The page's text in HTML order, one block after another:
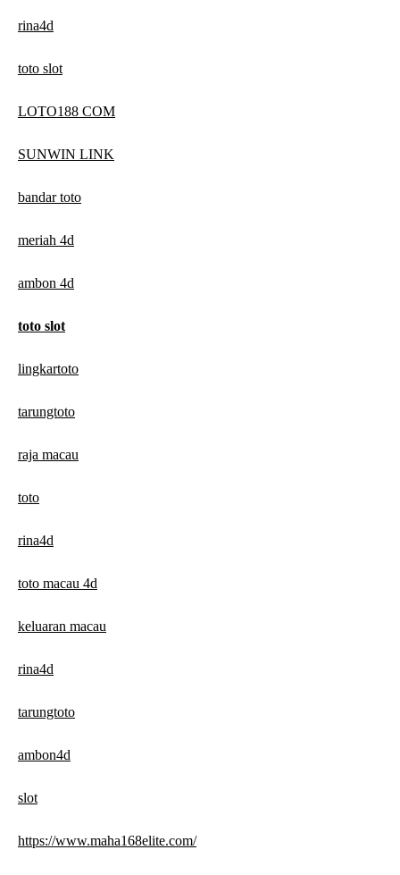
rina4d
toto slot
LOTO188 COM
SUNWIN LINK
bandar toto
meriah 4d
ambon 4d
toto slot
lingkartoto
tarungtoto
raja macau
toto
rina4d
toto macau 4d
keluaran macau
rina4d
tarungtoto
ambon4d
slot
https://www.maha168elite.com/